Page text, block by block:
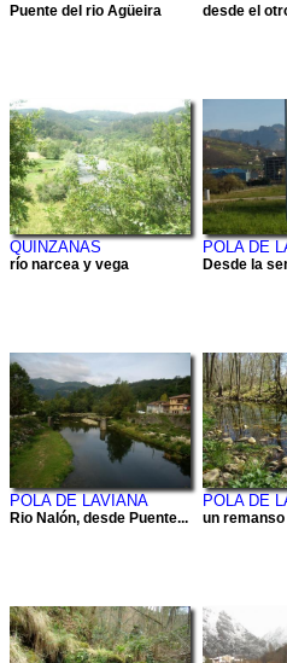
Puente del rio Agüeira desde el
QUINZANAS
río narcea y vega
POLA DE
Desde la
POLA DE LAVIANA
Rio Nalón, desde Puente...
POLA DE
un